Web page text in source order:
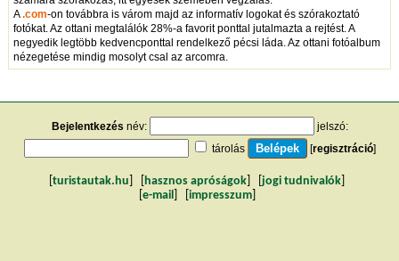
A.com-on továbbra is várom majd az informatív logokat és szórakoztató
fotókat. Az ottani megtalálók 28%-a favorit ponttal jutalmazta a rejtést. A
negyedik legtöbb kedvencponttal rendelkező pécsi láda. Az ottani fotóalbum
nézegetése mindig mosolyt csal az arcomra.
Bejelentkezés név:
jelszó:
tárolás
[regisztráció]
turistautak.hu hasznos apróságok jogi tudnivalók
e-mail impresszum]